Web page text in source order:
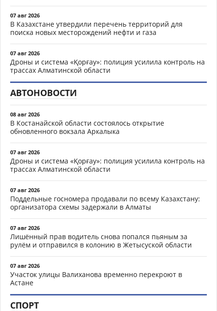
07 авг 2026
В Казахстане утвердили перечень территорий для
поиска новых месторождений нефти и газа
07 авг 2026
Дроны и система «Қорғау»: полиция усилила контроль на
трассах Алматинской области
АВТОНОВОСТИ
08 авг 2026
В Костанайской области состоялось открытие
обновленного вокзала Аркалыка
07 авг 2026
Дроны и система «Қорғау»: полиция усилила контроль на
трассах Алматинской области
07 авг 2026
Поддельные госномера продавали по всему Казахстану:
организатора схемы задержали в Алматы
07 авг 2026
Лишённый прав водитель снова попался пьяным за
рулём и отправился в колонию в Жетысуской области
07 авг 2026
Участок улицы Валиханова временно перекроют в
Астане
СПОРТ